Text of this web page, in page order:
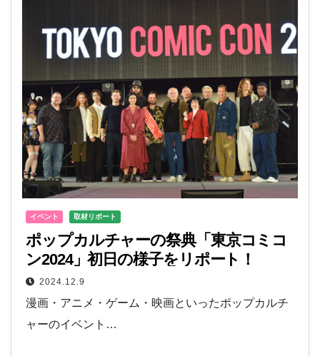
イベント 取材リポート
ポップカルチャーの祭典「東京コミコ
ン2024」初日の様子をリポート！
2024.12.9
漫画・アニメ・ゲーム・映画といったポップカルチ
ャーのイベント…